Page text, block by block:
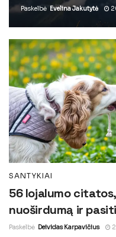
Paskelbė Evelina Jakutytė
SANTYKIAI
56 lojalumo
nuoširdumą ir
Paskelbė Deividas Karpavičius